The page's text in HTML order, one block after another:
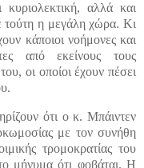
αλλά και
τούτη η μεγάλη χώρα. Κι
κάποιοι νοήμονες και
από εκείνους τους
οι οποίοι έχουν πέσει
ότι ο κ. Μπάιντεν
με τον συνήθη
τρομοκρατίας του
μήνυμα ότι φοβάται. Η